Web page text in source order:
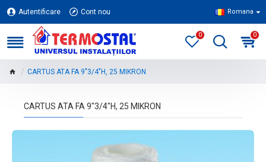
Autentificare Cont nou Romana
0 0
CARTUS ATA FA 9"3/4"H, 25 MIKRON
CARTUS ATA FA 9"3/4"H, 25 MIKRON